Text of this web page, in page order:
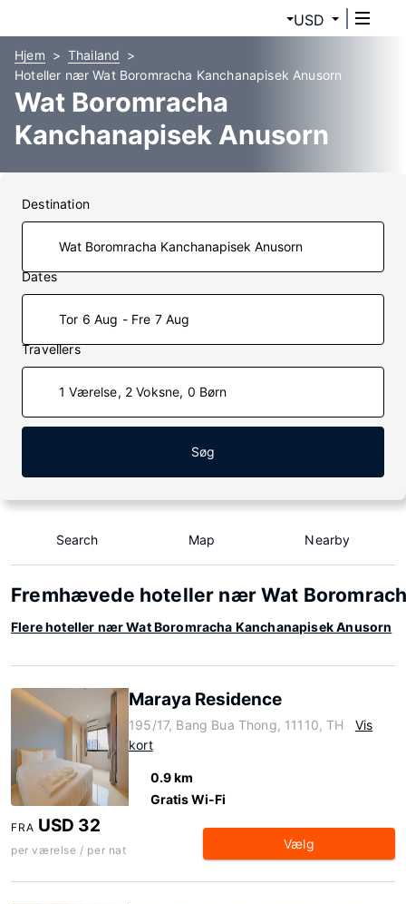
USD
Hjem
Thailand
Hoteller nær Wat Boromracha Kanchanapisek Anusorn
Wat Boromracha
Kanchanapisek Anusorn
Hoteller
Destination
Dates
Tor 6 Aug - Fre 7 Aug
Travellers
1 Værelse, 2 Voksne, 0 Børn
Søg
Search Map Nearby
Fremhævede hoteller nær Wat
Flere hoteller nær Wat Boromracha Kanchanapisek Anusorn
Maraya Residence
195/17, Bang Bua Thong, 11110, TH
Vis
kort
0.9 km
Gratis Wi-Fi
FRA USD 32
per værelse / per nat Vælg